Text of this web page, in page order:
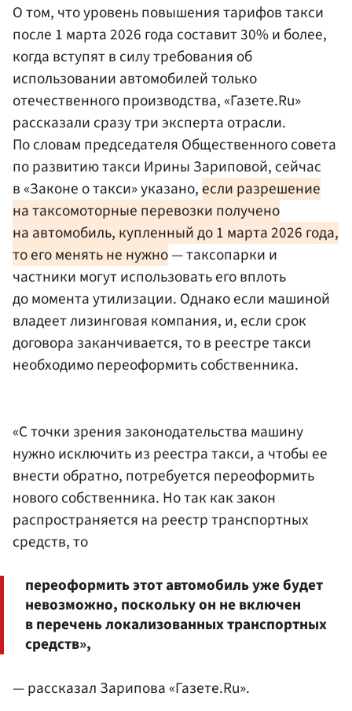
О том, что уровень повышения тарифов такси
после 1 марта 2026 года составит 30% и более,
когда вступят в силу требования об
использовании автомобилей только
отечественного производства, «Газете.Ru»
рассказали сразу три эксперта отрасли.
По словам председателя Общественного совета
по развитию такси Ирины Зариповой, сейчас
в «Законе о такси» указано,если разрешение
на таксомоторные перевозки получено
на автомобиль, купленный до 1 марта 2026 года,
то его менять не нужно— таксопарки и
частники могут использовать его вплоть
до момента утилизации. Однако если машиной
владеет лизинговая компания, и, если срок
договора заканчивается, то в реестре такси
необходимо переоформить собственника.
«С точки зрения законодательства машину
нужно исключить из реестра такси, а чтобы ее
внести обратно, потребуется переоформить
нового собственника. Но так как закон
распространяется на реестр транспортных
средств, то
переоформить этот автомобиль уже будет
невозможно, поскольку он не включен
в перечень локализованных транспортных
средств»,
— рассказал Зарипова «Газете.Ru».